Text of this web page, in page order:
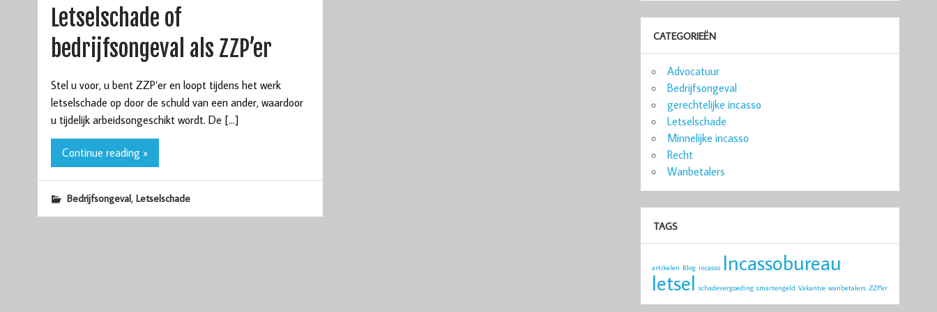
Letselschade of
bedrijfsongeval als ZZP’er
Stel u voor, u bent ZZP’er en loopt tijdens het werk
letselschade op door de schuld van een ander, waardoor
u tijdelijk arbeidsongeschikt wordt. De […]
Continue reading »
Bedrijfsongeval, Letselschade
CATEGORIEËN
Advocatuur
Bedrijfsongeval
gerechtelijke incasso
Letselschade
Minnelijke incasso
Recht
Wanbetalers
TAGS
artikelen Blog incasso Incassobureau
letsel schadevergoeding smartengeld Vakantie wanbetalers ZZP'er